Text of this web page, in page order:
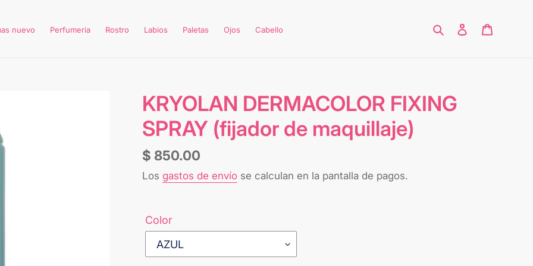
nuevo Perfumeria Rostro Labios Paletas Ojos Cabello BuscarIngresar
KRYOLAN DERMACOLOR FIXING
SPRAY (fijador de maquillaje)
Precio
habitual
$ 850.00
Los gastos de envío se calculan en la pantalla de pagos.
Color